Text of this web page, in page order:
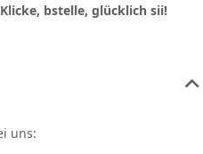
bstelle, glücklich sii!
uns: